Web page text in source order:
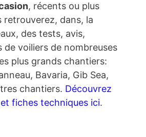
, récents ou plus
retrouverez, dans, la
des tests, avis,
de voiliers de nombreuses
plus grands chantiers:
Bavaria, Gib Sea,
chantiers. Découvrez
fiches techniques ici.